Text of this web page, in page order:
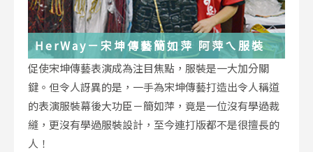
HerWay－宋坤傳藝簡如萍 阿萍ㄟ服裝
促使宋坤傳藝表演成為注目焦點，服裝是一大加分關
鍵。但令人訝異的是，一手為宋坤傳藝打造出令人稱道
的表演服裝幕後大功臣－簡如萍，竟是一位沒有學過裁
縫，更沒有學過服裝設計，至今連打版都不是很擅長的
人！